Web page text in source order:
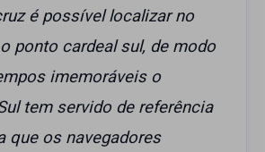
é possível localizar no
ponto cardeal sul, de modo
imemoráveis o
tem servido de referência
que os navegadores